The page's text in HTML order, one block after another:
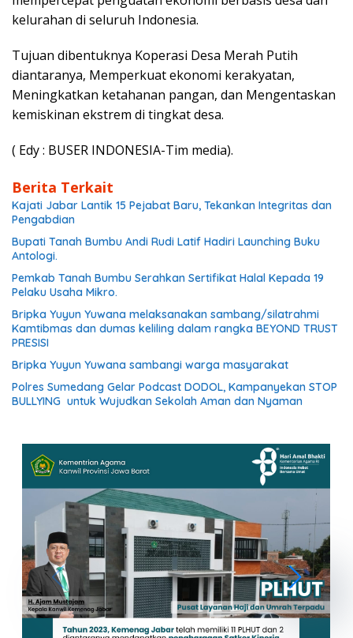
kelurahan di seluruh Indonesia.
Tujuan dibentuknya Koperasi Desa Merah Putih
diantaranya, Memperkuat ekonomi kerakyatan,
Meningkatkan ketahanan pangan, dan Mengentaskan
kemiskinan ekstrem di tingkat desa.
( Edy : BUSER INDONESIA-Tim media).
Berita Terkait
Kajati Jabar Lantik 15 Pejabat Baru, Tekankan Integritas dan
Pengabdian
Bupati Tanah Bumbu Andi Rudi Latif Hadiri Launching Buku
Antologi.
Pemkab Tanah Bumbu Serahkan Sertifikat Halal Kepada 19
Pelaku Usaha Mikro.
Bripka Yuyun Yuwana melaksanakan sambang/silatrahmi
Kamtibmas dan dumas keliling dalam rangka BEYOND TRUST
PRESISI
Bripka Yuyun Yuwana sambangi warga masyarakat
Polres Sumedang Gelar Podcast DODOL, Kampanyekan STOP
BULLYING untuk Wujudkan Sekolah Aman dan Nyaman